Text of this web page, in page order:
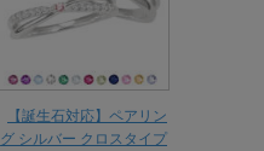
【誕生石対応】ペアリン
グ シルバー クロスタイプ